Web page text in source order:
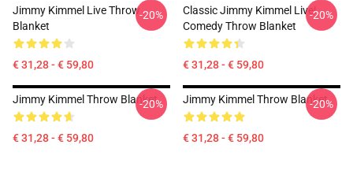
Jimmy Kimmel Live Throw
Blanket
€ 31,28 - € 59,80
-20%
Classic Jimmy Kimmel Live!
Comedy Throw Blanket
€ 31,28 - € 59,80
-20%
Jimmy Kimmel Throw Blanket
€ 31,28 - € 59,80
-20% Jimmy Kimmel Throw Blanket
€ 31,28 - € 59,80
-20%